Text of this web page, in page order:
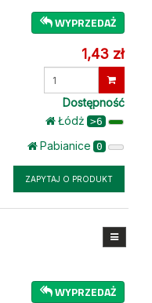
WYPRZEDAŻ
1,43 zł
Dostępność
Łódż >6
Pabianice 0
ZAPYTAJ O PRODUKT
WYPRZEDAŻ